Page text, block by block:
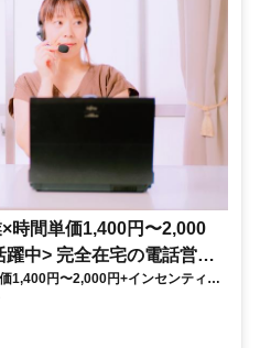
時間単価1,400円〜2,000
中> 完全在宅の電話営業
1,400円〜2,000円+インセンティブ
完全在宅の電話営業で家庭と仕事の